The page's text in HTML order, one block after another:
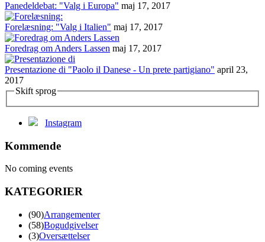
Panedeldebat: "Valg i Europa" maj 17, 2017
Forelæsning: "Valg i Italien" maj 17, 2017
Foredrag om Anders Lassen maj 17, 2017
Presentazione di "Paolo il Danese - Un prete partigiano" april 23,
2017
Skift sprog
Instagram
Kommende
No coming events
KATEGORIER
(90)Arrangementer
(58)Bogudgivelser
(3)Oversættelser